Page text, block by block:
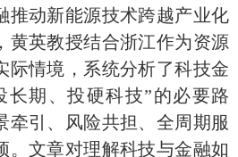
推动新能源技术跨越产业化
黄英教授结合浙江作为资源
际情境，系统分析了科技金
长期、投硬科技”的必要路
牵引、风险共担、全周期服
。文章对理解科技与金融如